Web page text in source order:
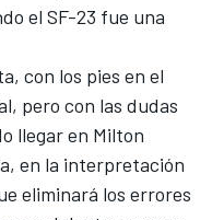
el SF-23 fue una
con los pies en el
pero con las dudas
llegar en Milton
en la interpretación
eliminará los errores